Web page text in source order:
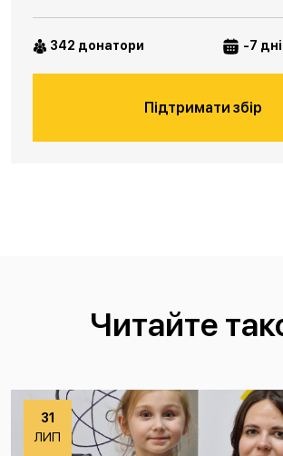
342 донатори -7
Підтримати збір
Читайте
31
ЛИП